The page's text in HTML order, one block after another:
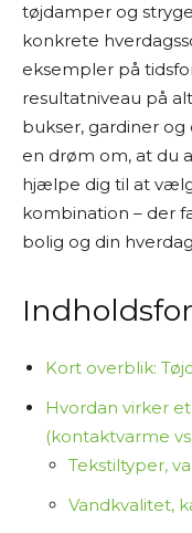
andre offentligt
danske og
baggrund
produkterne og
anbefalinger.
Jeg bestræber
og formidle
oplysninger altid
indeholder links
købe et produkt
provision. Det
at finansiere
tøjdamper og
konkrete
eksempler på
resultatniveau på
bukser, gardiner
en drøm om, at du
hjælpe dig til at
kombination – der
bolig og din
Kort overblik:
Hvordan virker
(kontaktvarme
Tekstiltyper,
Vandkvalitet,